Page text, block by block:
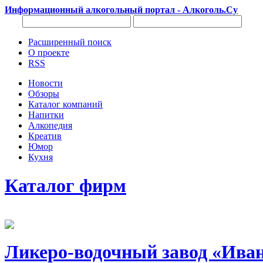
Информационный алкогольный портал - Алкоголь.Су
Расширенный поиск
О проекте
RSS
Новости
Обзоры
Каталог компаний
Напитки
Алкопедия
Креатив
Юмор
Кухня
Каталог фирм
Ликеро-водочный завод